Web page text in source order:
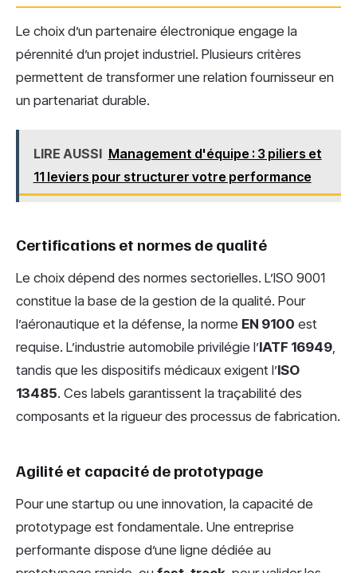
Le choix d’un partenaire électronique engage la
pérennité d’un projet industriel. Plusieurs critères
permettent de transformer une relation fournisseur en
un partenariat durable.
LIRE AUSSI Management d'équipe : 3 piliers et
11 leviers pour structurer votre performance
Certifications et normes de qualité
Le choix dépend des normes sectorielles. L’ISO 9001
constitue la base de la gestion de la qualité. Pour
l’aéronautique et la défense, la norme EN 9100 est
requise. L’industrie automobile privilégie l’IATF 16949,
tandis que les dispositifs médicaux exigent l’ISO
13485. Ces labels garantissent la traçabilité des
composants et la rigueur des processus de fabrication.
Agilité et capacité de prototypage
Pour une startup ou une innovation, la capacité de
prototypage est fondamentale. Une entreprise
performante dispose d’une ligne dédiée au